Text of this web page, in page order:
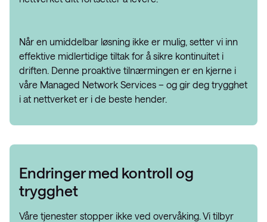
Når en umiddelbar løsning ikke er mulig, setter vi inn
effektive midlertidige tiltak for å sikre kontinuitet i
driften. Denne proaktive tilnærmingen er en kjerne i
våre Managed Network Services – og gir deg trygghet
i at nettverket er i de beste hender.
Endringer med kontroll og
trygghet
Våre tjenester stopper ikke ved overvåking. Vi tilbyr